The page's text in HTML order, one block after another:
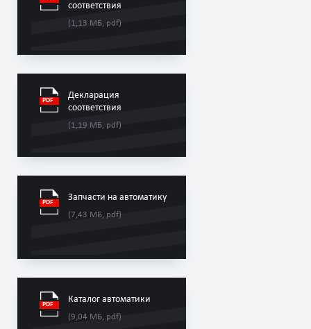
соответствия
(1,13 МБ, pdf)
Декларация
соответствия
(1,19 МБ, pdf)
Запчасти на автоматику
(7,43 МБ, pdf)
Каталог автоматики
(9,04 МБ, pdf)